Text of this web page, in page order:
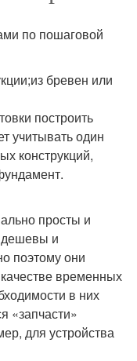
по пошаговой
бревен или
построить
учитывать один
конструкций,
просты и
дешевы и
поэтому они
временных
в них
«запчасти»
для устройства